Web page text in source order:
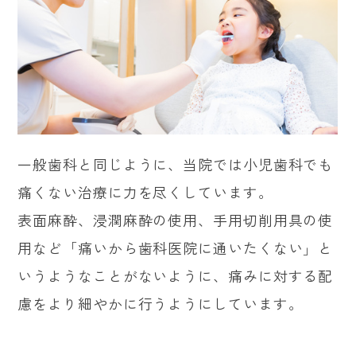
一般歯科と同じように、当院では小児歯科でも
痛くない治療に力を尽くしています。
表面麻酔、浸潤麻酔の使用、手用切削用具の使
用など「痛いから歯科医院に通いたくない」と
いうようなことがないように、痛みに対する配
慮をより細やかに行うようにしています。